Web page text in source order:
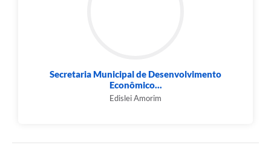
Secretaria Municipal de Desenvolvimento
Econômico...
Edislei Amorim